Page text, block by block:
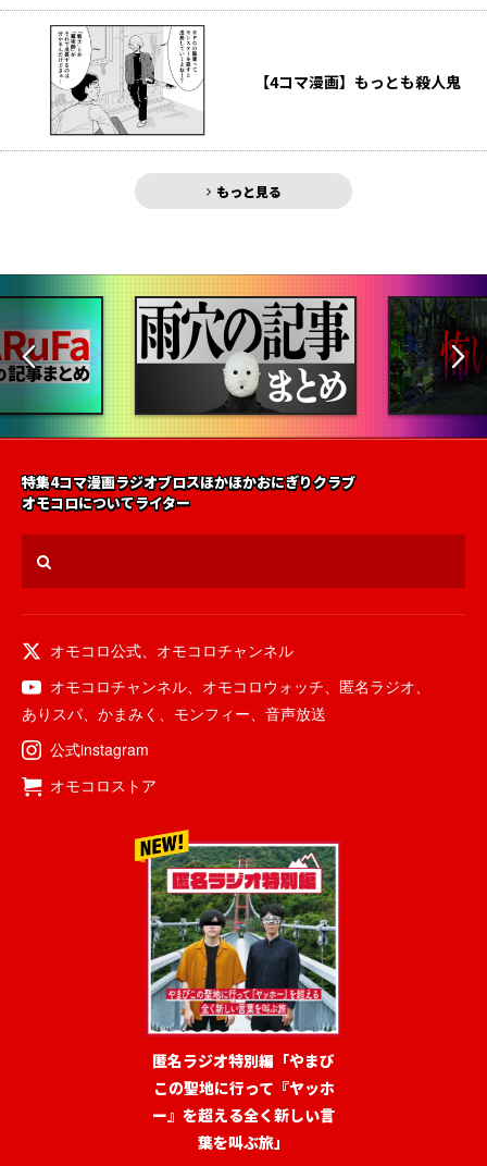
【4コマ漫画】もっとも殺人鬼
もっと見る
特集4コマ漫画ラジオブロスほかほかおにぎりクラブ
オモコロについてライター
オモコロ公式、 オモコロチャンネル
オモコロチャンネル、 オモコロウォッチ、 匿名ラジオ、
ありスパ、 かまみく 、 モンフィー、 音声放送
公式instagram
オモコロストア
匿名ラジオ特別編「やまび
この聖地に行って『ヤッホ
ー』を超える全く新しい言
葉を叫ぶ旅」